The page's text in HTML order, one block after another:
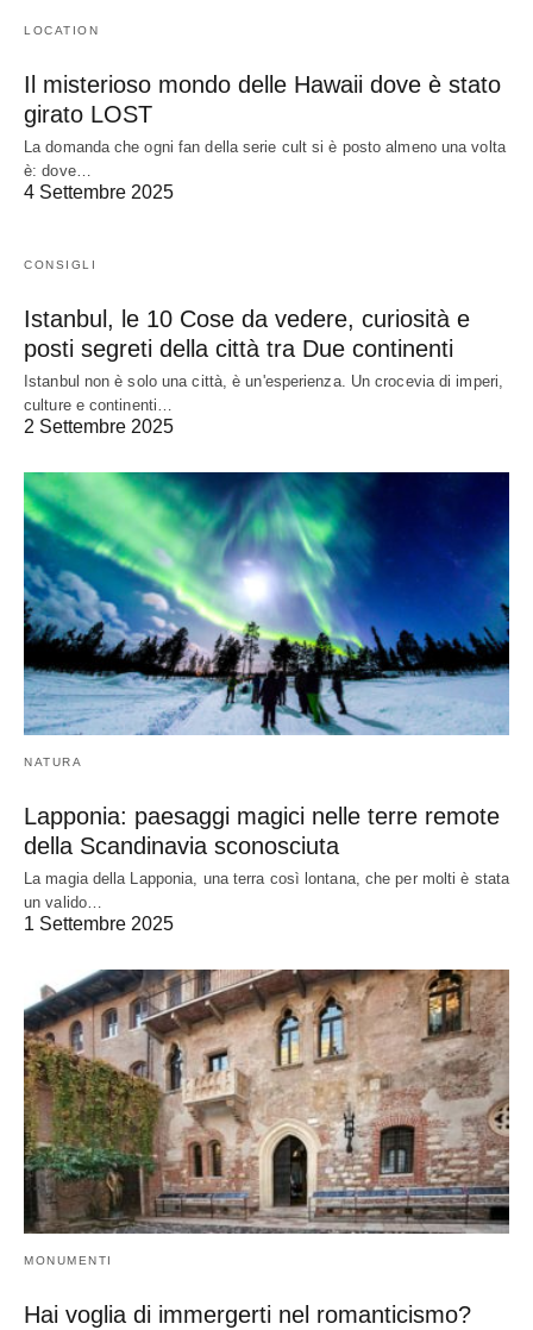
LOCATION
Il misterioso mondo delle Hawaii dove è stato
girato LOST
La domanda che ogni fan della serie cult si è posto almeno una volta
è: dove…
4 Settembre 2025
CONSIGLI
Istanbul, le 10 Cose da vedere, curiosità e
posti segreti della città tra Due continenti
Istanbul non è solo una città, è un'esperienza. Un crocevia di imperi,
culture e continenti…
2 Settembre 2025
NATURA
Lapponia: paesaggi magici nelle terre remote
della Scandinavia sconosciuta
La magia della Lapponia, una terra così lontana, che per molti è stata
un valido…
1 Settembre 2025
MONUMENTI
Hai voglia di immergerti nel romanticismo?